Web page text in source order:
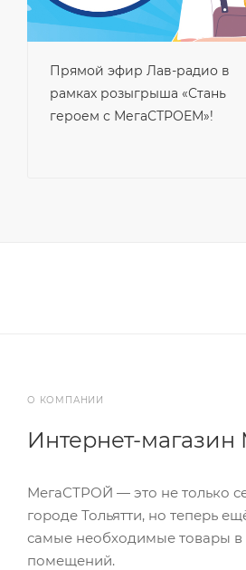
Прямой эфир Лав-радио в
рамках розыгрыша «Стань
героем с МегаСТРОЕМ»!
О КОМПАНИИ
Интернет-
МегаСТРОЙ — это не только
городе Тольятти, но теперь
самые необходимые товары в
помещений.